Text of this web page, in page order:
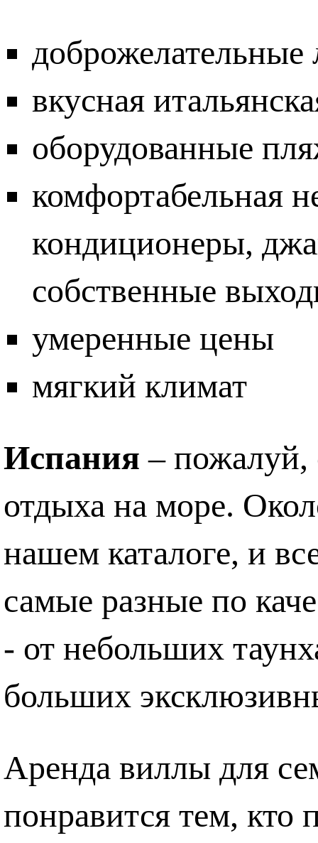
вкусная
оборудованные
комфортабельная
кондиционеры,
собственные
умеренные цены
мягкий климат
Испания – пожалуй,
отдыха на море.
нашем каталоге, и
самые разные по
- от небольших
больших
Аренда виллы для
понравится тем, кто